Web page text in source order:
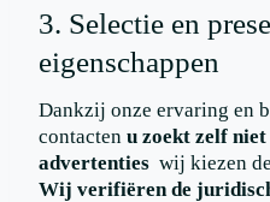
3. Selectie en
eigenschappen
Dankzij onze ervaring en
contacten u zoekt zelf
advertenties wij kiezen
Wij verifiëren de